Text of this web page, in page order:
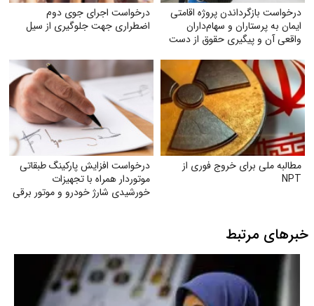
درخواست بازگرداندن پروژه اقامتی
ایمان به پرستاران و سهام‌داران
واقعی آن و پیگیری حقوق از دست
درخواست اجرای جوی دوم
اضطراری جهت جلوگیری از سیل
مطالبه ملی برای خروج فوری از
NPT
درخواست افزایش پارکینگ طبقاتی
موتوردار همراه با تجهیزات
خورشیدی شارژ خودرو و موتور برقی
خبرهای مرتبط